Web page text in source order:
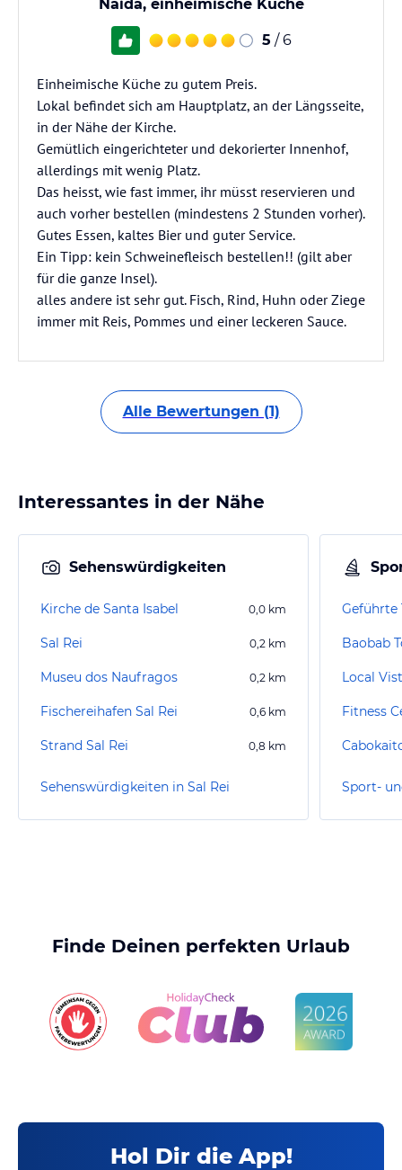
Naida, einheimische Küche
5 / 6
Einheimische Küche zu gutem Preis.
Lokal befindet sich am Hauptplatz, an der Längsseite,
in der Nähe der Kirche.
Gemütlich eingerichteter und dekorierter Innenhof,
allerdings mit wenig Platz.
Das heisst, wie fast immer, ihr müsst reservieren und
auch vorher bestellen (mindestens 2 Stunden vorher).
Gutes Essen, kaltes Bier und guter Service.
Ein Tipp: kein Schweinefleisch bestellen!! (gilt aber
für die ganze Insel).
alles andere ist sehr gut. Fisch, Rind, Huhn oder Ziege
immer mit Reis, Pommes und einer leckeren Sauce.
Alle Bewertungen (1)
Interessantes in der Nähe
Sehenswürdigkeiten
Kirche de Santa Isabel 0,0 km
Sal Rei 0,2 km
Museu dos Naufragos 0,2 km
Fischereihafen Sal Rei 0,6 km
Strand Sal Rei 0,8 km
Sehenswürdigkeiten in Sal Rei
Baobab
Local
Fitness
Sport-
Finde Deinen perfekten Urlaub
Hol Dir die App!